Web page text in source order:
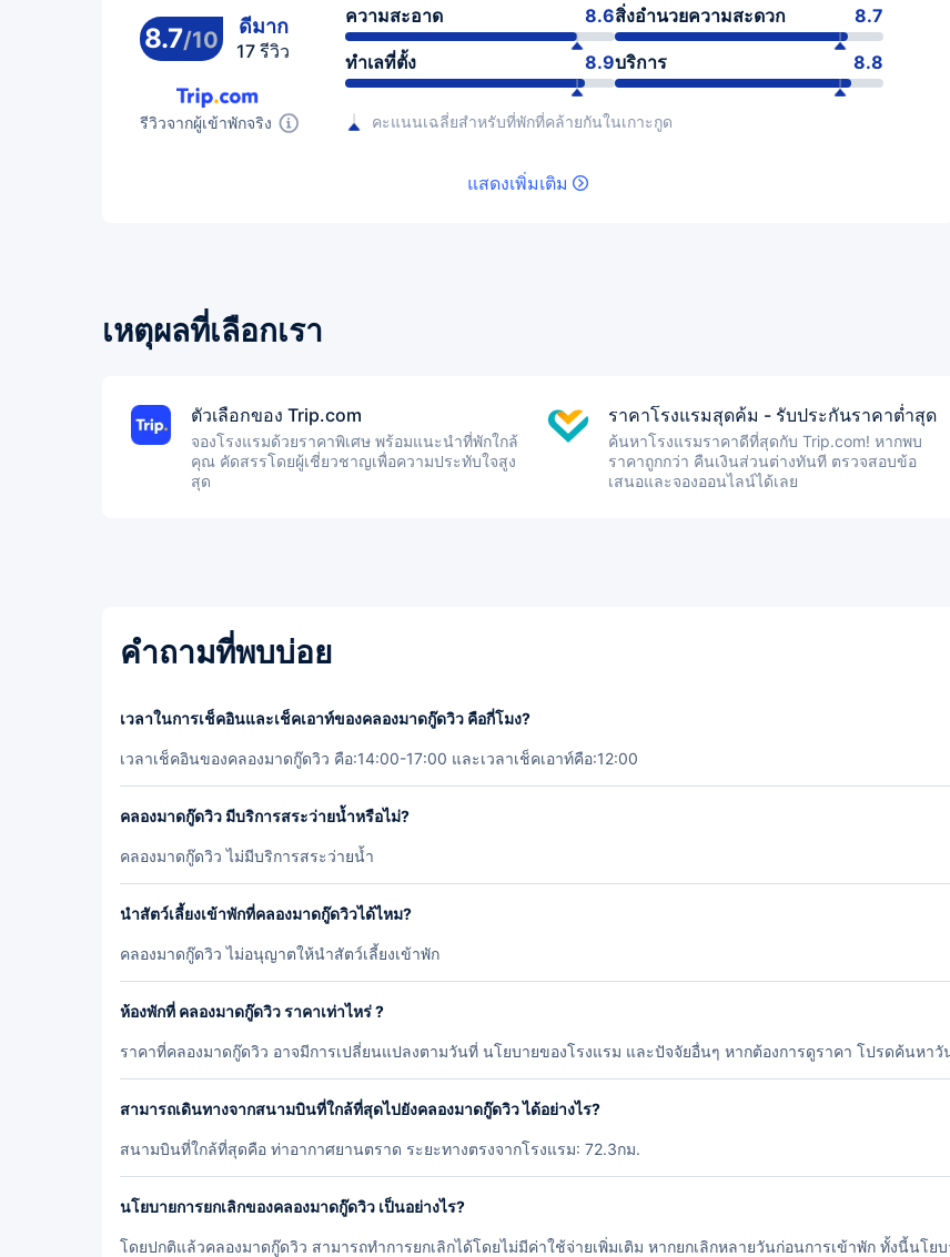
8.7/10
ดีมาก
17 รีวิว
รีวิวจากผู้เข้าพักจริง
ความสะอาด 8.6สิ่งอำนวยความสะดวก 8.7
ทำเลที่ตั้ง 8.9บริการ 8.8
คะแนนเฉลี่ยสำหรับที่พักที่คล้ายกันในเกาะกูด
แสดงเพิ่มเติม
เหตุผลที่เลือกเรา
ตัวเลือกของ Trip.com
จองโรงแรมด้วยราคาพิเศษ พร้อมแนะนำที่พักใกล้
คุณ คัดสรรโดยผู้เชี่ยวชาญเพื่อความประทับใจสูง
สุด
ราคาโรงแรมสุดค้ม - รับประกันราคาต่ำสุด
ค้นหาโรงแรมราคาดีที่สุดกับ Trip.com! หากพบ
ราคาถูกกว่า คืนเงินส่วนต่างทันที ตรวจสอบข้อ
เสนอและจองออนไลน์ได้เลย
คำถามที่พบบ่อย
เวลาในการเช็คอินและเช็คเอาท์ของคลองมาดกู๊ดวิว คือกี่โมง?
เวลาเช็คอินของคลองมาดกู๊ดวิว คือ:14:00-17:00 และเวลาเช็คเอาท์คือ:12:00
คลองมาดกู๊ดวิว มีบริการสระว่ายน้ำหรือไม่?
คลองมาดกู๊ดวิว ไม่มีบริการสระว่ายน้ำ
นำสัตว์เลี้ยงเข้าพักที่คลองมาดกู๊ดวิวได้ไหม?
คลองมาดกู๊ดวิว ไม่อนุญาตให้นำสัตว์เลี้ยงเข้าพัก
ห้องพักที่ คลองมาดกู๊ดวิว ราคาเท่าไหร่ ?
ราคาที่คลองมาดกู๊ดวิว อาจมีการเปลี่ยนแปลงตามวันที่ นโยบายของโรงแรม และปัจจัยอื่นๆ หากต้องการดูราคา โปรดค้นหา
สามารถเดินทางจากสนามบินที่ใกล้ที่สุดไปยังคลองมาดกู๊ดวิว ได้อย่างไร?
สนามบินที่ใกล้ที่สุดคือ ท่าอากาศยานตราด ระยะทางตรงจากโรงแรม: 72.3กม.
นโยบายการยกเลิกของคลองมาดกู๊ดวิว เป็นอย่างไร?
โดยปกติแล้วคลองมาดกู๊ดวิว สามารถทำการยกเลิกได้โดยไม่มีค่าใช้จ่ายเพิ่มเติม หากยกเลิกหลายวันก่อนการเข้าพัก ทั้งนี้นโย